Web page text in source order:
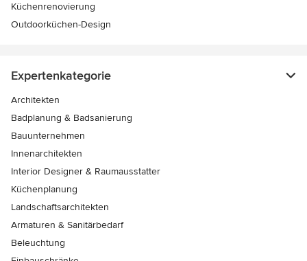
Küchenrenovierung
Outdoorküchen-Design
Expertenkategorie
Architekten
Badplanung & Badsanierung
Bauunternehmen
Innenarchitekten
Interior Designer & Raumausstatter
Küchenplanung
Landschaftsarchitekten
Armaturen & Sanitärbedarf
Beleuchtung